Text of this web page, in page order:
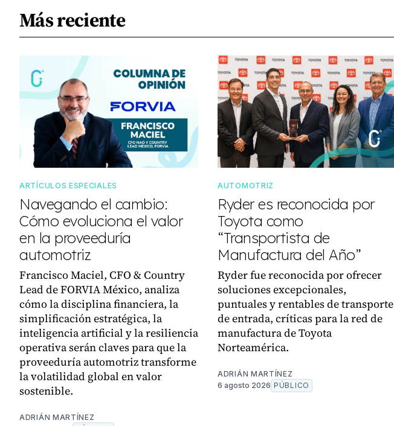
Más reciente
ARTÍCULOS ESPECIALES
Navegando el cambio:
Cómo evoluciona el valor
en la proveeduría
automotriz
Francisco Maciel, CFO & Country
Lead de FORVIA México, analiza
cómo la disciplina financiera, la
simplificación estratégica, la
inteligencia artificial y la resiliencia
operativa serán claves para que la
proveeduría automotriz transforme
la volatilidad global en valor
sostenible.
ADRIÁN MARTÍNEZ
AUTOMOTRIZ
Ryder es reconocida por
Toyota como
“Transportista de
Manufactura del Año”
Ryder fue reconocida por ofrecer
soluciones excepcionales,
puntuales y rentables de transporte
de entrada, críticas para la red de
manufactura de Toyota
Norteamérica.
ADRIÁN MARTÍNEZ
6 agosto 2026 PÚBLICO